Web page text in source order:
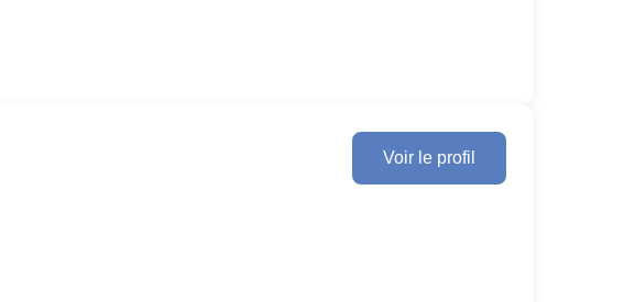
Voir le profil